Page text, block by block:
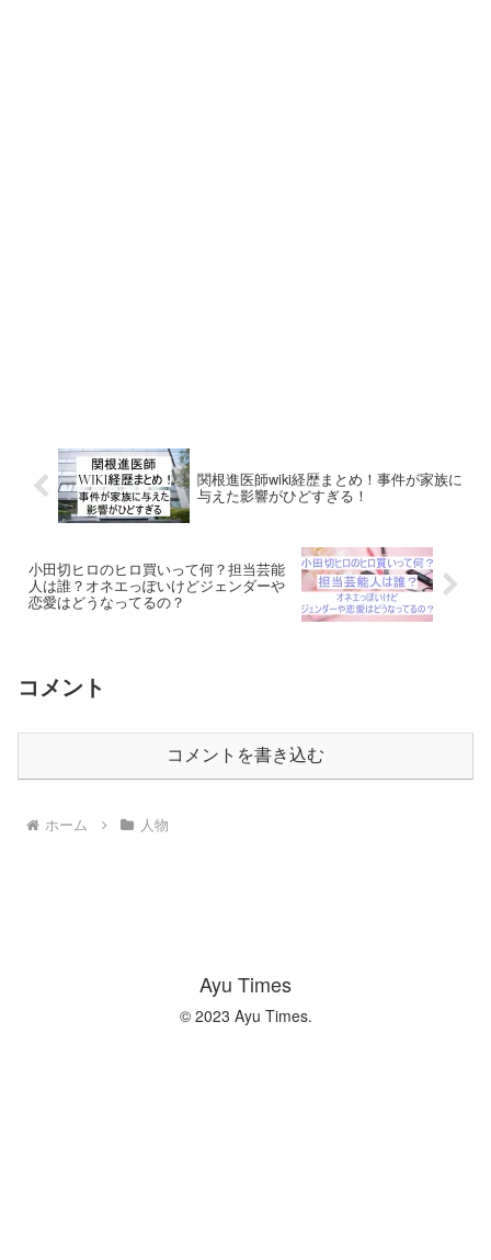
関根進医師wiki経歴まとめ！事件が家族に
与えた影響がひどすぎる！
小田切ヒロのヒロ買いって何？担当芸能
人は誰？オネエっぽいけどジェンダーや
恋愛はどうなってるの？
コメント
コメントを書き込む
ホーム 人物
Ayu Times
© 2023 Ayu Times.